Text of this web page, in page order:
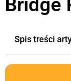
Bridge
Spis treści